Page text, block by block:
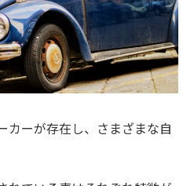
カーが存在し、さまざまな自